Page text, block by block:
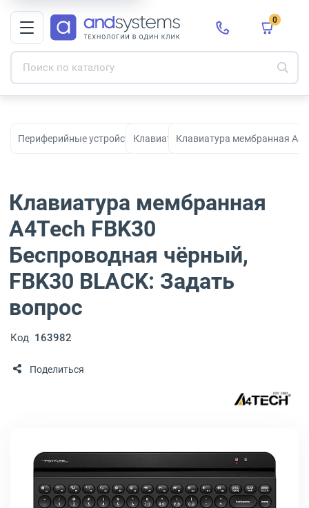
0
Периферийные устройства для рабочих мест, офиса и дома
КлавиатурыКлавиатура мембранная
Клавиатура мембранная
A4Tech FBK30
Беспроводная чёрный,
FBK30 BLACK: Задать
вопрос
Код 163982
Поделиться